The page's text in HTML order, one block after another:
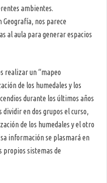
ambientes.
Geografía, nos parece
al aula para generar espacios
realizar un “mapeo
de los humedales y los
durante los últimos años
en dos grupos el curso,
de los humedales y el otro
información se plasmará en
propios sistemas de